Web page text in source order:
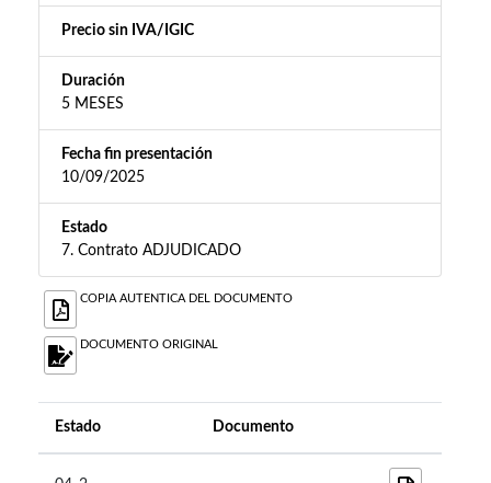
Precio sin IVA/IGIC
Duración
5 MESES
Fecha fin presentación
10/09/2025
Estado
7. Contrato ADJUDICADO
COPIA AUTENTICA DEL DOCUMENTO
DOCUMENTO ORIGINAL
Estado Documento